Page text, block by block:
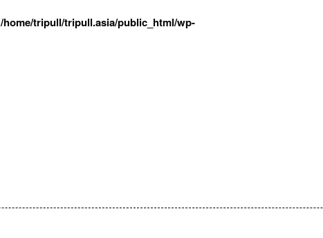
/home/tripull/tripull.asia/public_html/wp-